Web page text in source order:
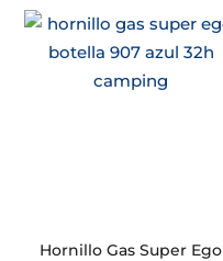
Hornillo Gas Super Ego